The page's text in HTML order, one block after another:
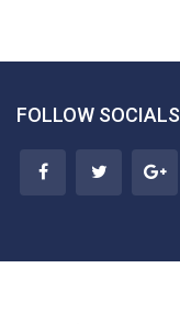
FOLLOW SOCIALS